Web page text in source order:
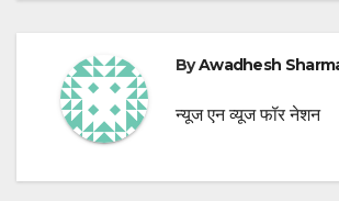
ByAwadhesh
न्यूज एन व्यूज फॉर नेशन